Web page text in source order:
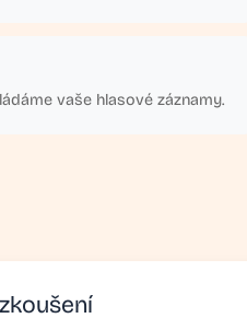
vaše hlasové záznamy.